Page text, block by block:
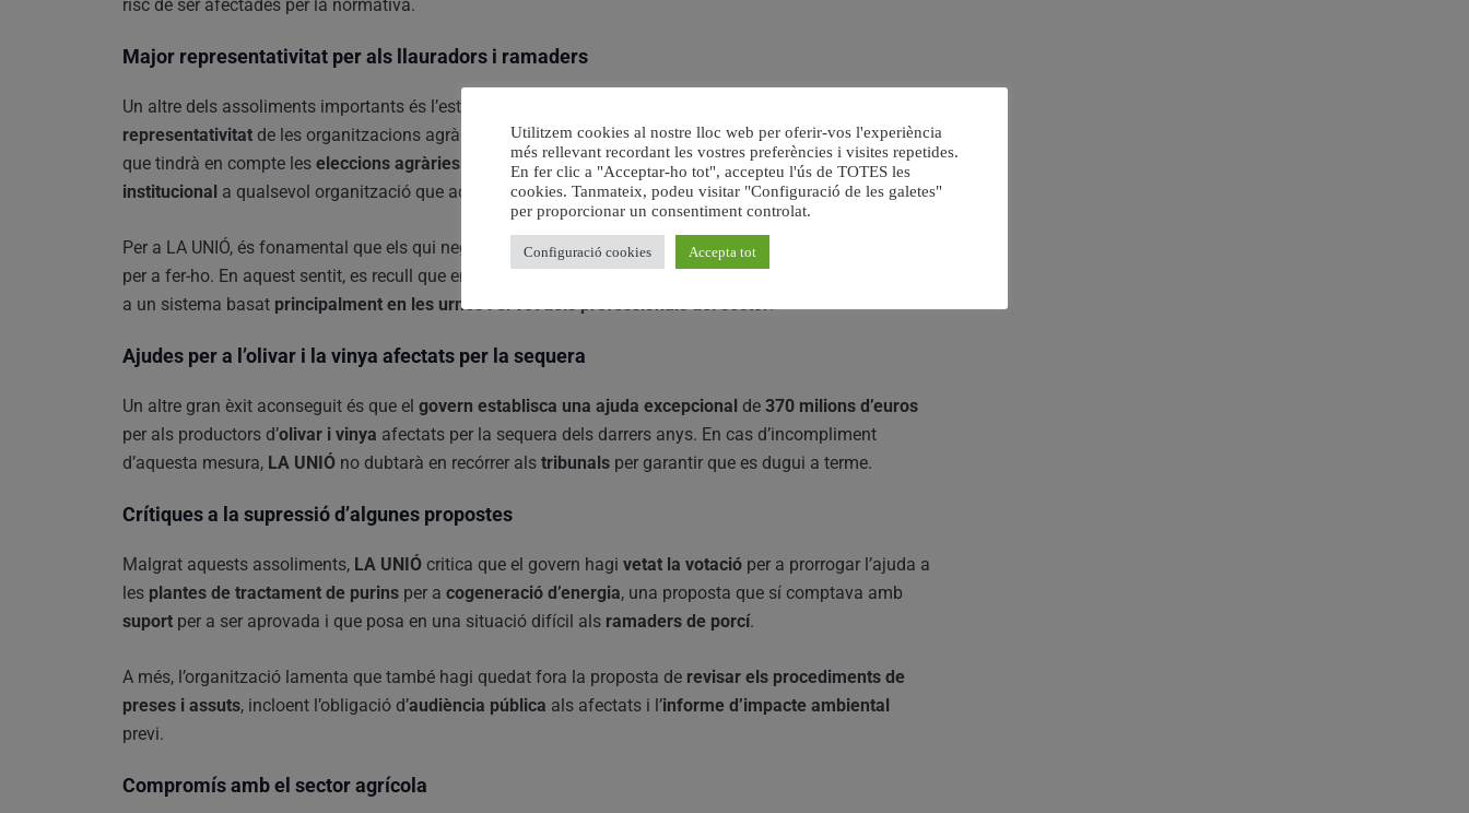
risc de ser afectades per la normativa.
Major representativitat per als llauradors i ramaders
Un altre dels assoliments importants és l’establiment d’un
representativitat de les organitzacions agràries. Aquest procediment ésmés democràtic i objectiu, ja
que tindrà en compte les eleccions agràries autonòmiques i permetrà l’accés almarco d’interlocució
institucional a qualsevol organització que acredite mínims de presència i implantació en el sector.
Per a LA UNIÓ, és fonamental que els qui negocien en nom dels llauradors i ramaders estiguen
per a fer-ho. En aquest sentit, es recull que en un període de
a un sistema basat principalment en les urnes i el vot dels professionals del sector.
Ajudes per a l’olivar i la vinya afectats per la sequera
Un altre gran èxit aconseguit és que el govern establisca una ajuda excepcional de 370 milions d’euros
per als productors d’olivar i vinya afectats per la sequera dels darrers anys. En cas d’incompliment
d’aquesta mesura, LA UNIÓ no dubtarà en recórrer als tribunals per garantir que es dugui a terme.
Crítiques a la supressió d’algunes propostes
Malgrat aquests assoliments, LA UNIÓ critica que el govern hagi vetat la votació per a prorrogar l’ajuda a
les plantes de tractament de purins per a cogeneració d’energia, una proposta que sí comptava amb
suport per a ser aprovada i que posa en una situació difícil als ramaders de porcí.
A més, l’organització lamenta que també hagi quedat fora la proposta de revisar els procediments de
preses i assuts, incloent l’obligació d’audiència pública als afectats i l’informe d’impacte ambiental
previ.
Compromís amb el sector agrícola
Utilitzem cookies al nostre lloc web per oferir-vos l'experiència
més rellevant recordant les vostres preferències i visites repetides.
En fer clic a "Acceptar-ho tot", accepteu l'ús de TOTES les
cookies. Tanmateix, podeu visitar "Configuració de les galetes"
per proporcionar un consentiment controlat.
Configuració cookies Accepta tot